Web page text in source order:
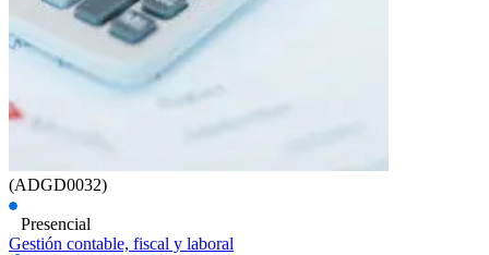
(ADGD0032)
Presencial
Gestión contable, fiscal y laboral